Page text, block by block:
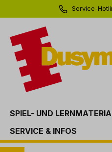
Zur Hauptnavigation
Service-
SPIEL- UND
SERVICE & INFOS